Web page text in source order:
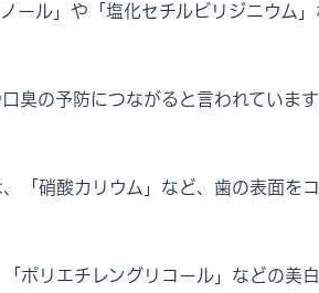
ノール」や「塩化セチルビリジニウム
臭の予防につながると言われています
「硝酸カリウム」など、歯の表面を
ポリエチレングリコール」などの美